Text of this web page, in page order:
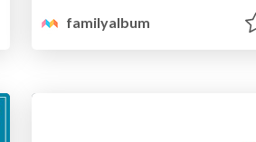
familyalbum